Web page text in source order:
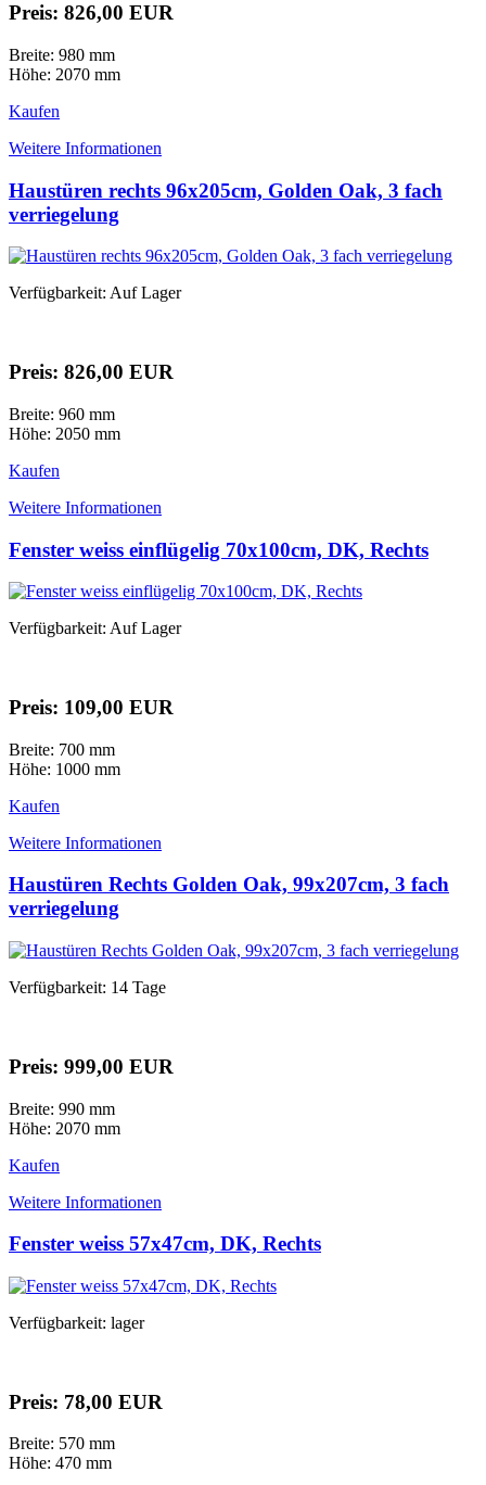
Preis: 826,00 EUR
Breite: 980 mm
Höhe: 2070 mm
Kaufen
Weitere Informationen
Haustüren rechts 96x205cm, Golden Oak, 3 fach
verriegelung
Verfügbarkeit: Auf Lager
Preis: 826,00 EUR
Breite: 960 mm
Höhe: 2050 mm
Kaufen
Weitere Informationen
Fenster weiss einflügelig 70x100cm, DK, Rechts
Verfügbarkeit: Auf Lager
Preis: 109,00 EUR
Breite: 700 mm
Höhe: 1000 mm
Kaufen
Weitere Informationen
Haustüren Rechts Golden Oak, 99x207cm, 3 fach
verriegelung
Verfügbarkeit: 14 Tage
Preis: 999,00 EUR
Breite: 990 mm
Höhe: 2070 mm
Kaufen
Weitere Informationen
Fenster weiss 57x47cm, DK, Rechts
Verfügbarkeit: lager
Preis: 78,00 EUR
Breite: 570 mm
Höhe: 470 mm